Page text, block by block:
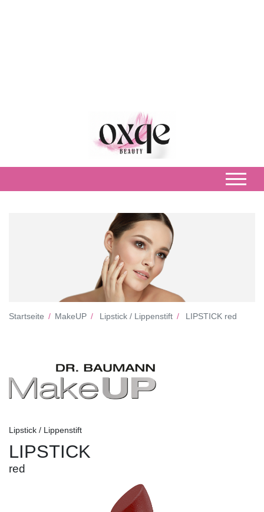
Startseite MakeUP Lipstick / Lippenstift LIPSTICK red
Lipstick / Lippenstift
LIPSTICK
red